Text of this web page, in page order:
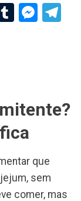
Tumblr
que
sem
comer, mas